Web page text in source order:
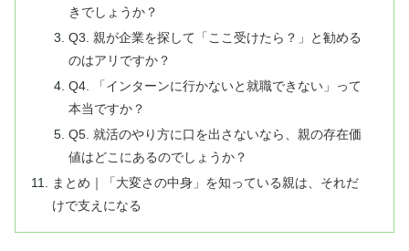
きでしょうか？
Q3. 親が企業を探して「ここ受けたら？」と勧める
のはアリですか？
Q4. 「インターンに行かないと就職できない」って
本当ですか？
Q5. 就活のやり方に口を出さないなら、親の存在価
値はどこにあるのでしょうか？
まとめ｜「大変さの中身」を知っている親は、それだ
けで支えになる